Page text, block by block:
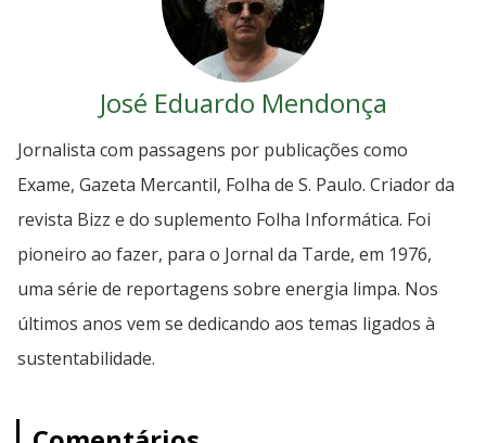
José Eduardo Mendonça
Jornalista com passagens por publicações como
Exame, Gazeta Mercantil, Folha de S. Paulo. Criador da
revista Bizz e do suplemento Folha Informática. Foi
pioneiro ao fazer, para o Jornal da Tarde, em 1976,
uma série de reportagens sobre energia limpa. Nos
últimos anos vem se dedicando aos temas ligados à
sustentabilidade.